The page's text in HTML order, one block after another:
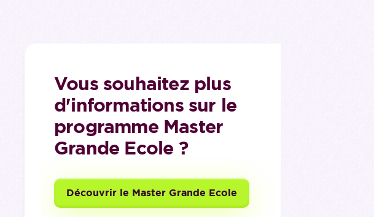
Vous souhaitez plus
d'informations sur le
programme Master
Grande Ecole ?
Découvrir le Master Grande Ecole